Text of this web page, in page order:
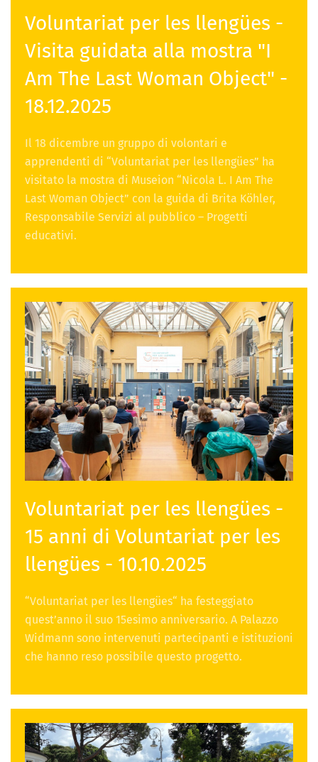
Voluntariat per les llengües -
Visita guidata alla mostra "I
Am The Last Woman Object" -
18.12.2025
Il 18 dicembre un gruppo di volontari e
apprendenti di “Voluntariat per les llengües” ha
visitato la mostra di Museion “Nicola L. I Am The
Last Woman Object” con la guida di Brita Köhler,
Responsabile Servizi al pubblico – Progetti
educativi.
Voluntariat per les llengües -
15 anni di Voluntariat per les
llengües - 10.10.2025
“Voluntariat per les llengües“ ha festeggiato
quest’anno il suo 15esimo anniversario. A Palazzo
Widmann sono intervenuti partecipanti e istituzioni
che hanno reso possibile questo progetto.